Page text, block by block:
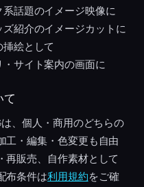
系話題のイメージ映像に
紹介のイメージカットに
絵として
・サイト案内の画面に
て
、個人・商用のどちらの
工・編集・色変更も自由
再販売、自作素材として
布条件は利用規約をご確